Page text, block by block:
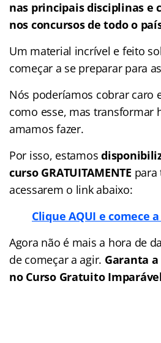
nas principais disciplinas e
nos concursos de todo o
Um material incrível e feito
começar a se preparar para
Nós poderíamos cobrar caro
como esse, mas transformar
amamos fazer.
Por isso, estamos
curso GRATUITAMENTE para
acessarem o link abaixo:
Clique AQUI e comece
Agora não é mais a hora de
de começar a agir. Garanta
no Curso Gratuito